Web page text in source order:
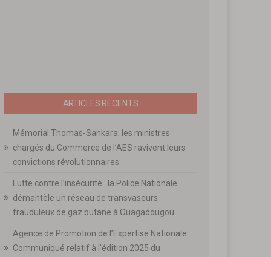
ARTICLES RECENTS
Mémorial Thomas-Sankara: les ministres
chargés du Commerce de l’AES ravivent leurs
convictions révolutionnaires
Lutte contre l’insécurité : la Police Nationale
démantèle un réseau de transvaseurs
frauduleux de gaz butane à Ouagadougou
Agence de Promotion de l’Expertise Nationale :
Communiqué relatif à l’édition 2025 du